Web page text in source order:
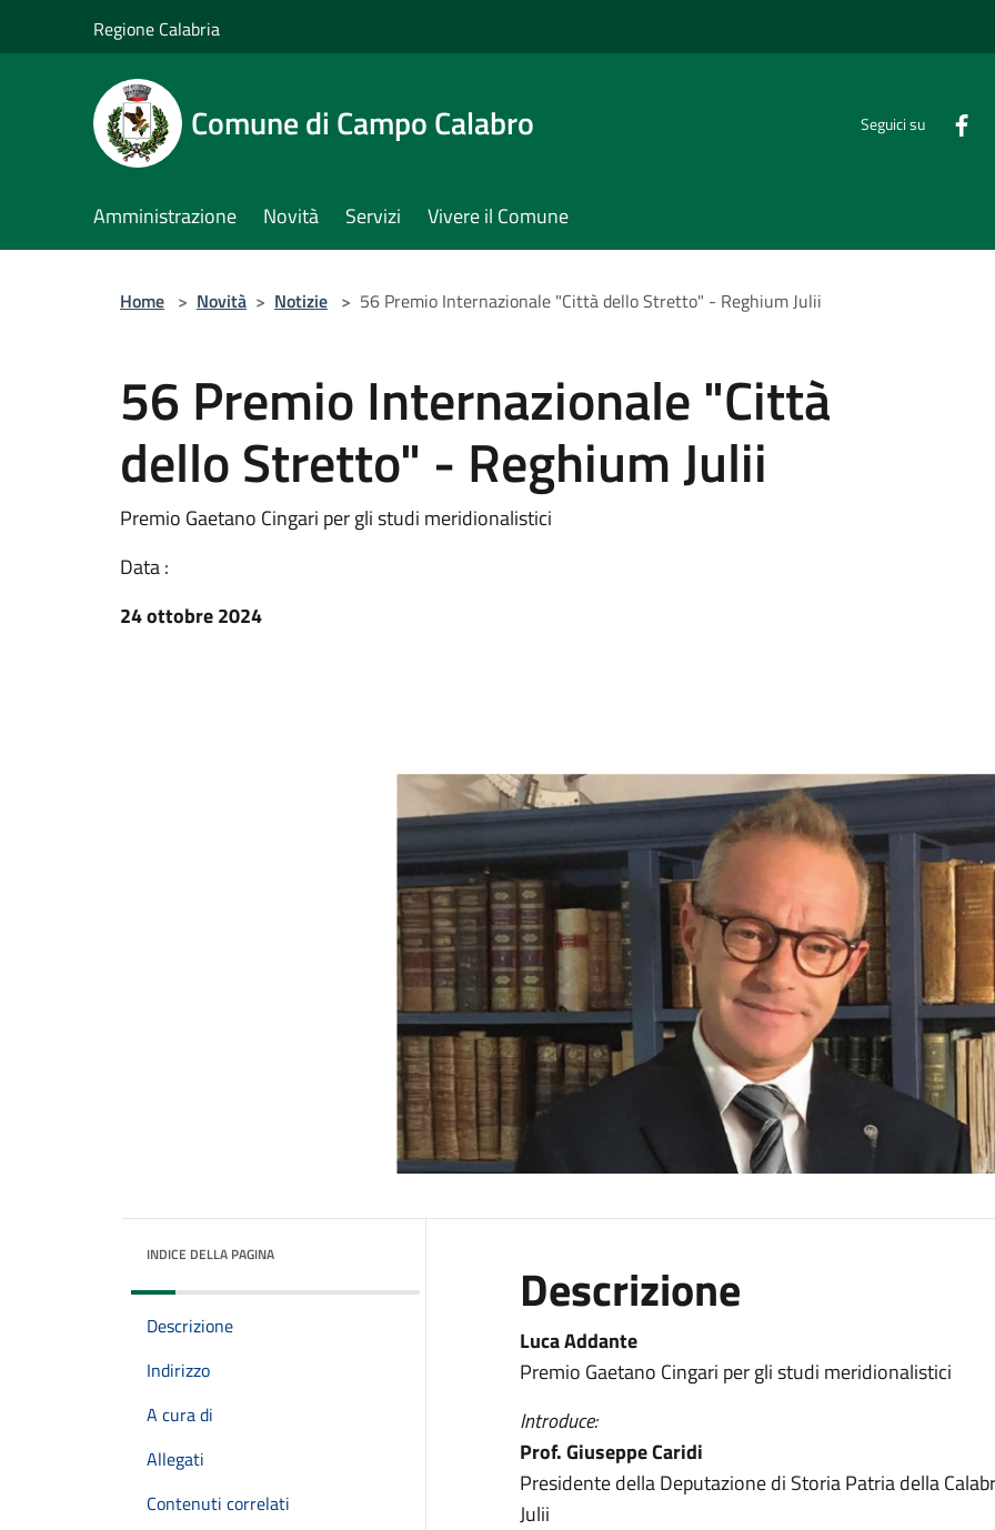
Regione Calabria
Comune di Campo Calabro Seguici su
Amministrazione Novità Servizi Vivere il Comune
Home > Novità > Notizie > 56 Premio Internazionale "Città dello Stretto" - Reghium Julii
56 Premio Internazionale "Città
dello Stretto" - Reghium Julii
Premio Gaetano Cingari per gli studi meridionalistici
Data :
24 ottobre 2024
INDICE DELLA PAGINA
Descrizione
Indirizzo
A cura di
Allegati
Contenuti correlati
Descrizione
Luca Addante
Premio Gaetano Cingari per gli studi meridionalistici
Introduce:
Prof. Giuseppe Caridi
Presidente della Deputazione di Storia Patria della
Julii